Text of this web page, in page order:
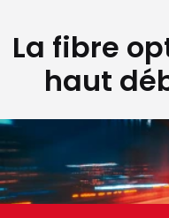
La fibre
haut